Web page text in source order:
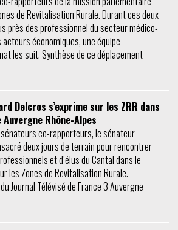
de Revitalisation Rurale. Durant ces deux
près des professionnel du secteur médico-
économiques, une équipe
les suit. Synthèse de ce déplacement
Delcros s’exprime sur les ZRR dans
Rhône-Alpes
co-rapporteurs, le sénateur
deux jours de terrain pour rencontrer
et d’élus du Cantal dans le
les Zones de Revitalisation Rurale.
Journal Télévisé de France 3 Auvergne